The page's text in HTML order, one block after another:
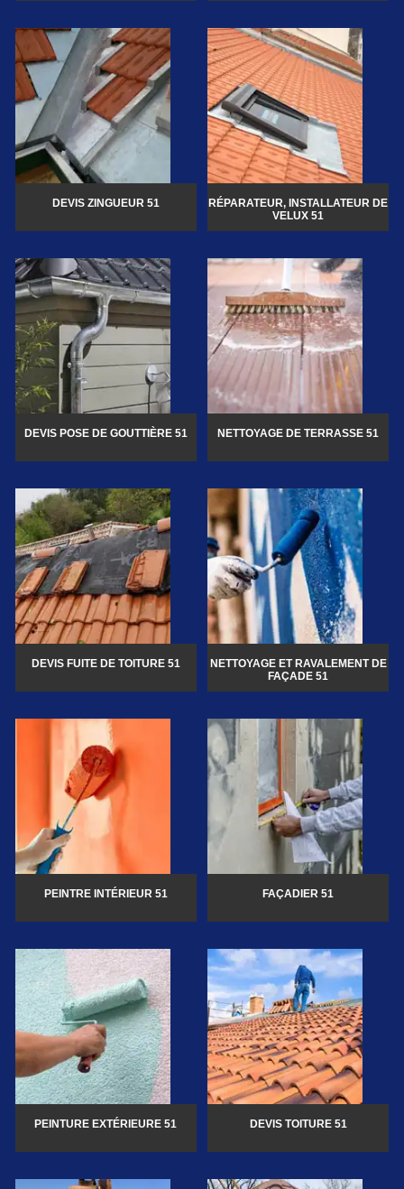
DEVIS ZINGUEUR 51
RÉPARATEUR, INSTALLATEUR DE
VELUX 51
DEVIS POSE DE GOUTTIÈRE 51 NETTOYAGE DE TERRASSE 51
DEVIS FUITE DE TOITURE 51
NETTOYAGE ET RAVALEMENT DE
FAÇADE 51
PEINTRE INTÉRIEUR 51 FAÇADIER 51
PEINTURE EXTÉRIEURE 51 DEVIS TOITURE 51